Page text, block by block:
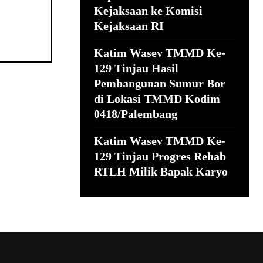
Kejaksaan ke Komisi
Kejaksaan RI
Katim Wasev TMMD Ke-
129 Tinjau Hasil
Pembangunan Sumur Bor
di Lokasi TMMD Kodim
0418/Palembang
Katim Wasev TMMD Ke-
129 Tinjau Progres Rehab
RTLH Milik Bapak Karyo